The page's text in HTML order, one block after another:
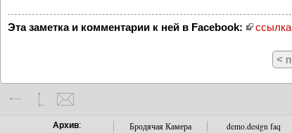
Эта заметка и комментарии к ней в Facebook: ссылка
<
Архив: Бродячая Камера demo.design faq